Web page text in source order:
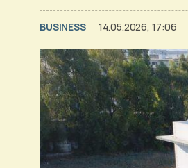
BUSINESS 14.05.2026, 17:06